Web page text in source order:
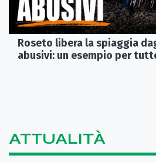
Roseto libera la spiaggia
abusivi: un esempio per
ATTUALITÀ